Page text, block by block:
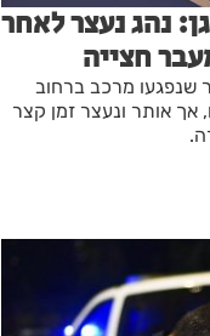
נהג נעצר לאחר
חצייה
שנפגעו מרכב ברחוב
אותר ונעצר זמן קצר